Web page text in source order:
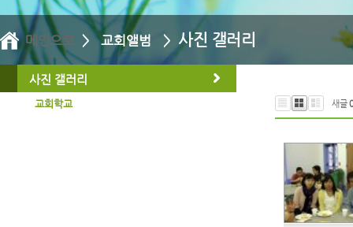
메인으로> 교회앨범 > 사진 갤러리
사진 갤러리
교회학교 새글0